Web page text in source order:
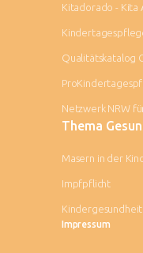
Kitadorado - Kita
Qualitätskatalog
Netzwerk NRW
Thema
Masern in der
Impfpflicht
Impressum